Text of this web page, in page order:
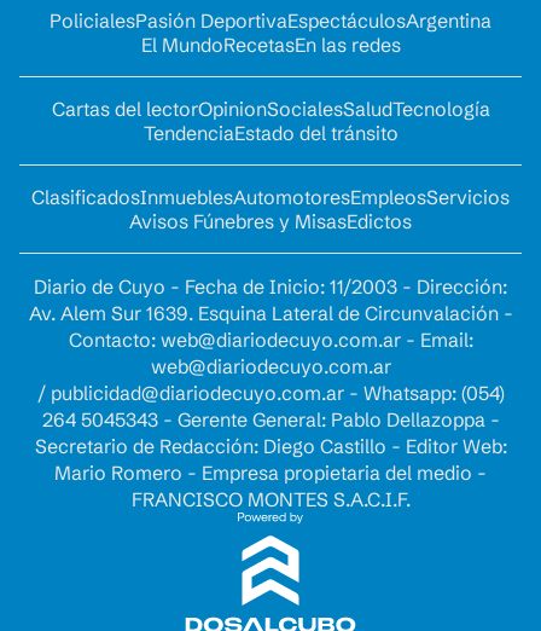
PolicialesPasión DeportivaEspectáculosArgentina
El MundoRecetasEn las redes
Cartas del lectorOpinionSocialesSaludTecnología
TendenciaEstado del tránsito
ClasificadosInmueblesAutomotoresEmpleosServicios
Avisos Fúnebres y MisasEdictos
Diario de Cuyo - Fecha de Inicio: 11/2003 - Dirección:
Av. Alem Sur 1639. Esquina Lateral de Circunvalación -
Contacto: web@diariodecuyo.com.ar- Email:
web@diariodecuyo.com.ar
/ publicidad@diariodecuyo.com.ar- Whatsapp: (054)
264 5045343 - Gerente General: Pablo Dellazoppa -
Secretario de Redacción: Diego Castillo - Editor Web:
Mario Romero - Empresa propietaria del medio -
FRANCISCO MONTES S.A.C.I.F.